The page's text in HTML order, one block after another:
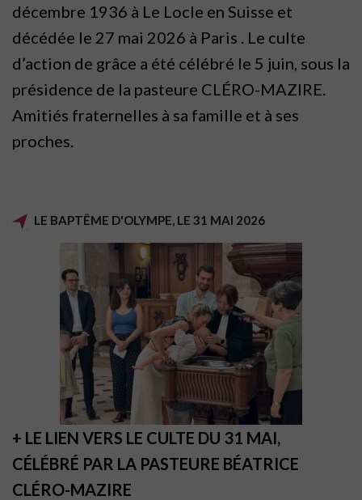
décembre 1936 à Le Locle en Suisse et
décédée le 27 mai 2026 à Paris . Le culte
d’action de grâce a été célébré le 5 juin, sous la
présidence de la pasteure CLÉRO-MAZIRE.
Amitiés fraternelles à sa famille et à ses
proches.
LE BAPTÊME D'OLYMPE, LE 31 MAI 2026
+ LE LIEN VERS LE CULTE DU 31 MAI,
CÉLÉBRÉ PAR LA PASTEURE BÉATRICE
CLÉRO-MAZIRE